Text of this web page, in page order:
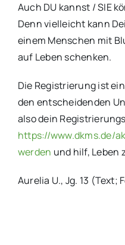
Auch DU kannst / SIE
Denn vielleicht kann
einem Menschen mit
auf Leben schenken.
Die Registrierung ist
den entscheidenden
also dein
https://www.dkms.de/
werden und hilf, Leben
Aurelia U., Jg. 13 (Text;